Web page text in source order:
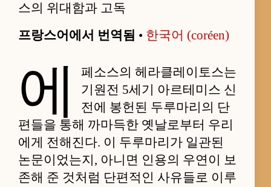
스의 위대함과 고독
프랑스어에서 번역됨 • 한국어 (coréen)
에
페소스의 헤라클레이토스는
기원전 5세기 아르테미스 신
전에 봉헌된 두루마리의 단
편들을 통해 까마득한 옛날로부터 우리
에게 전해진다. 이 두루마리가 일관된
논문이었는지, 아니면 인용의 우연이 보
존해 준 것처럼 단편적인 사유들로 이루